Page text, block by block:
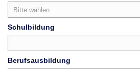
Schulbildung
Berufsausbildung